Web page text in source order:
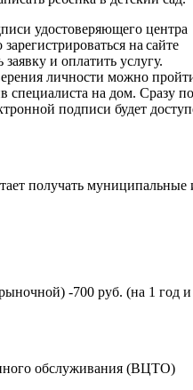
удостоверяющего центра
на сайте
и оплатить услугу.
личности можно
специалиста на дом. Сразу
подписи будет
получать муниципальные
-700 руб. (на 1 год
обслуживания (ВЦТО)